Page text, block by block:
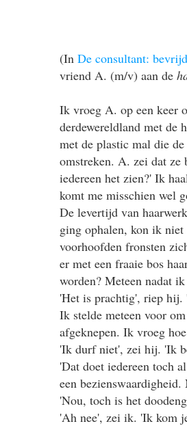
(In De consultant:
vriend A. (m/v) aan de
Ik vroeg A. op een keer
derdewereldland met de
met de plastic mal die
omstreken. A. zei dat ze
iedereen het zien?' Ik
komt me misschien wel
De levertijd van
ging ophalen, kon ik
voorhoofden fronsten
er met een fraaie bos
worden? Meteen nadat
'Het is prachtig', riep hij.
Ik stelde meteen voor
afgeknepen. Ik vroeg
'Ik durf niet', zei hij. 'Ik
'Dat doet iedereen toch
een bezienswaardigheid.
'Nou, toch is het
'Ah nee', zei ik. 'Ik kom